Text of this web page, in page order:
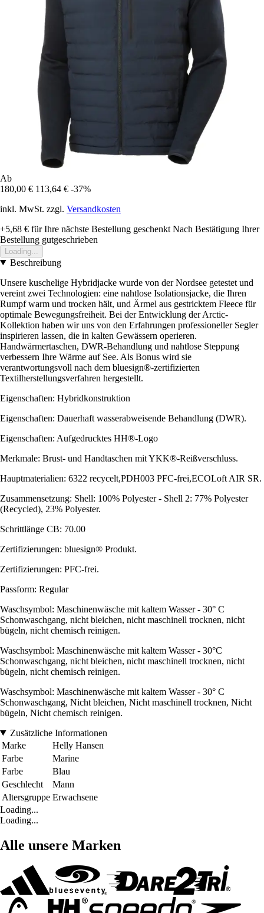
Ab
180,00 € 113,64 € -37%
inkl. MwSt. zzgl. Versandkosten
+5,68 € für Ihre nächste Bestellung geschenkt Nach Bestätigung Ihrer
Bestellung gutgeschrieben
Loading...
Beschreibung
Unsere kuschelige Hybridjacke wurde von der Nordsee getestet und
vereint zwei Technologien: eine nahtlose Isolationsjacke, die Ihren
Rumpf warm und trocken hält, und Ärmel aus gestricktem Fleece für
optimale Bewegungsfreiheit. Bei der Entwicklung der Arctic-
Kollektion haben wir uns von den Erfahrungen professioneller Segler
inspirieren lassen, die in kalten Gewässern operieren.
Handwärmertaschen, DWR-Behandlung und nahtlose Steppung
verbessern Ihre Wärme auf See. Als Bonus wird sie
verantwortungsvoll nach dem bluesign®-zertifizierten
Textilherstellungsverfahren hergestellt.
Eigenschaften: Hybridkonstruktion
Eigenschaften: Dauerhaft wasserabweisende Behandlung (DWR).
Eigenschaften: Aufgedrucktes HH®-Logo
Merkmale: Brust- und Handtaschen mit YKK®-Reißverschluss.
Hauptmaterialien: 6322 recycelt,PDH003 PFC-frei,ECOLoft AIR SR.
Zusammensetzung: Shell: 100% Polyester - Shell 2: 77% Polyester
(Recycled), 23% Polyester.
Schrittlänge CB: 70.00
Zertifizierungen: bluesign® Produkt.
Zertifizierungen: PFC-frei.
Passform: Regular
Waschsymbol: Maschinenwäsche mit kaltem Wasser - 30° C
Schonwaschgang, nicht bleichen, nicht maschinell trocknen, nicht
bügeln, nicht chemisch reinigen.
Waschsymbol: Maschinenwäsche mit kaltem Wasser - 30°C
Schonwaschgang, nicht bleichen, nicht maschinell trocknen, nicht
bügeln, nicht chemisch reinigen.
Waschsymbol: Maschinenwäsche mit kaltem Wasser - 30° C
Schonwaschgang, Nicht bleichen, Nicht maschinell trocknen, Nicht
bügeln, Nicht chemisch reinigen.
Zusätzliche Informationen
Marke
Helly Hansen
Farbe
Marine
Farbe
Blau
Geschlecht
Mann
Altersgruppe Erwachsene
Loading...
Loading...
Alle unsere Marken